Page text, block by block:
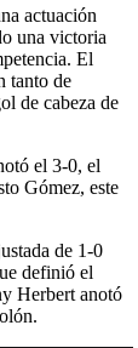
actuación
una victoria
El
tanto de
de cabeza de
el 3-0, el
Gómez, este
de 1-0
definió el
Herbert anotó